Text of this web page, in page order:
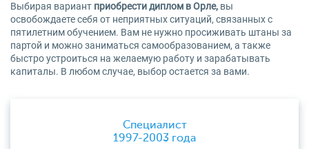
Выбирая вариант приобрести диплом в Орле, вы
освобождаете себя от неприятных ситуаций, связанных с
пятилетним обучением. Вам не нужно просиживать штаны за
партой и можно заниматься самообразованием, а также
быстро устроиться на желаемую работу и зарабатывать
капиталы. В любом случае, выбор остается за вами.
Специалист
1997-2003 года